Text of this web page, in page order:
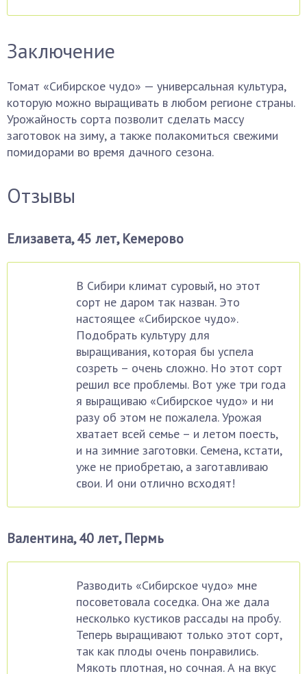
Заключение
Томат «Сибирское чудо» — универсальная культура,
которую можно выращивать в любом регионе страны.
Урожайность сорта позволит сделать массу
заготовок на зиму, а также полакомиться свежими
помидорами во время дачного сезона.
Отзывы
Елизавета, 45 лет, Кемерово
В Сибири климат суровый, но этот
сорт не даром так назван. Это
настоящее «Сибирское чудо».
Подобрать культуру для
выращивания, которая бы успела
созреть – очень сложно. Но этот сорт
решил все проблемы. Вот уже три года
я выращиваю «Сибирское чудо» и ни
разу об этом не пожалела. Урожая
хватает всей семье – и летом поесть,
и на зимние заготовки. Семена, кстати,
уже не приобретаю, а заготавливаю
свои. И они отлично всходят!
Валентина, 40 лет, Пермь
Разводить «Сибирское чудо» мне
посоветовала соседка. Она же дала
несколько кустиков рассады на пробу.
Теперь выращивают только этот сорт,
так как плоды очень понравились.
Мякоть плотная, но сочная. А на вкус